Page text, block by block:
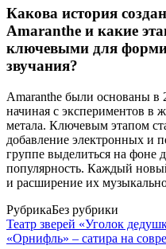
Какова история
Amaranthe и какие
ключевыми для
звучания?
Amaranthe были основаны
начиная с экспериментов в
метала. Ключевым этапом
добавление электронных и
группе выделиться на фоне
популярность. Каждый
и расширение их
РубрикаБез рубрики
Театр зверей «Уголок
«Орнифль» – сатира на